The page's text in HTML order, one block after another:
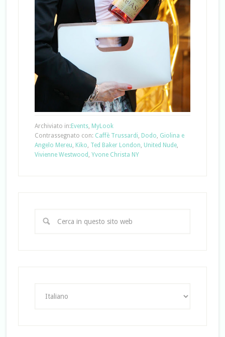
Archiviato in: Events, MyLook
Contrassegnato con: Caffè Trussardi, Dodo, Giolina e
Angelo Mereu, Kiko, Ted Baker London, United Nude,
Vivienne Westwood , Yvone Christa NY